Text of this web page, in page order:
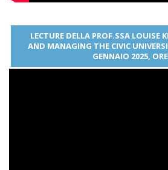
LECTURE DELLA PROF.SSA LOUISE
AND MANAGING THE CIVIC
GENNAIO 2025,